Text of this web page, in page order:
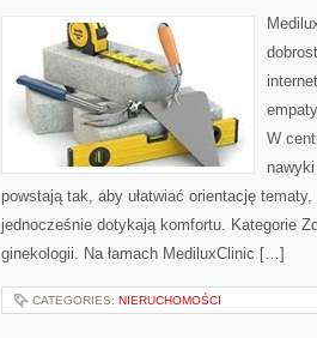
W
powstają tak, aby ułatwiać orientację
jednocześnie dotykają komfortu. Kategorie
ginekologii. Na łamach MediluxClinic […]
CATEGORIES: NIERUCHOMOŚCI